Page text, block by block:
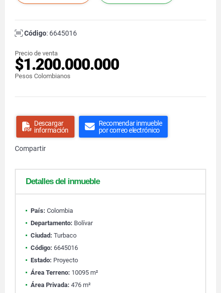
Código: 6645016
Precio de venta
$1.200.000.000
Pesos Colombianos
Descargar
información
Recomendar inmueble
por correo electrónico
Compartir
Detalles del inmueble
País: Colombia
Departamento: Bolívar
Ciudad: Turbaco
Código: 6645016
Estado: Proyecto
Área Terreno: 10095 m²
Área Privada: 476 m²